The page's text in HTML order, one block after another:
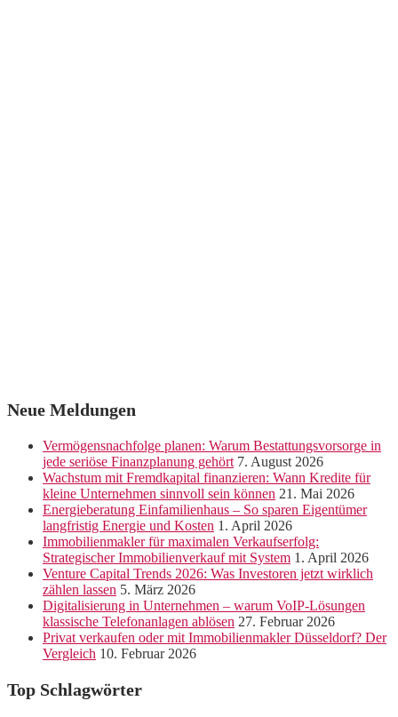
Neue Meldungen
Vermögensnachfolge planen: Warum Bestattungsvorsorge in
jede seriöse Finanzplanung gehört 7. August 2026
Wachstum mit Fremdkapital finanzieren: Wann Kredite für
kleine Unternehmen sinnvoll sein können 21. Mai 2026
Energieberatung Einfamilienhaus – So sparen Eigentümer
langfristig Energie und Kosten 1. April 2026
Immobilienmakler für maximalen Verkaufserfolg:
Strategischer Immobilienverkauf mit System 1. April 2026
Venture Capital Trends 2026: Was Investoren jetzt wirklich
zählen lassen 5. März 2026
Digitalisierung in Unternehmen – warum VoIP-Lösungen
klassische Telefonanlagen ablösen 27. Februar 2026
Privat verkaufen oder mit Immobilienmakler Düsseldorf? Der
Vergleich 10. Februar 2026
Top Schlagwörter